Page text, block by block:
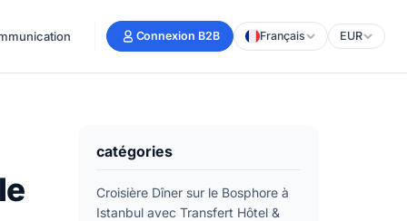
Connexion B2B Français EUR
catégories
Croisière Dîner sur le Bosphore à
Istanbul avec Transfert Hôtel &